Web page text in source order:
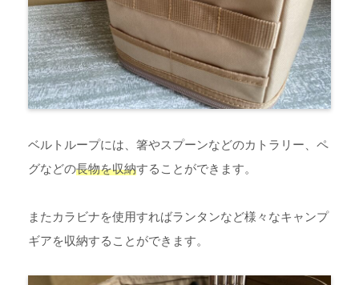
ベルトループには、箸やスプーンなどのカトラリー、ペ
グなどの長物を収納することができます。
またカラビナを使用すればランタンなど様々なキャンプ
ギアを収納することができます。